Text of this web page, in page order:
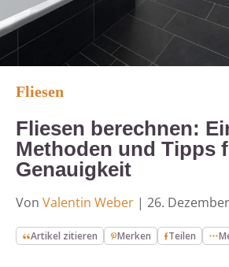
Fliesen
Fliesen berechnen:
Methoden und Tipps
Genauigkeit
Von Valentin Weber | 26.
Artikel zitieren Merken Teilen